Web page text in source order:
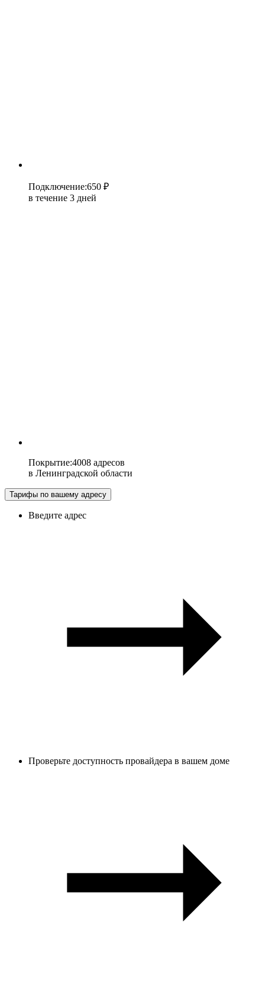
Подключение:650 ₽
в течение 3 дней
Покрытие:4008 адресов
в Ленинградской области
Тарифы по вашему адресу
Введите адрес
Проверьте доступность провайдера в вашем доме